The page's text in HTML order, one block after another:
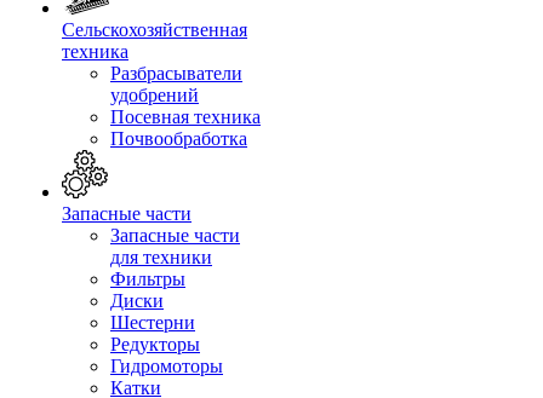
Сельскохозяйственная
техника
Разбрасыватели
удобрений
Посевная техника
Почвообработка
Запасные части
Запасные части
для техники
Фильтры
Диски
Шестерни
Редукторы
Гидромоторы
Катки